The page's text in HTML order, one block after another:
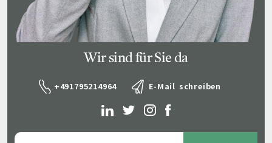
Wir sind für Sie da
+491795214964 E-Mail schreiben